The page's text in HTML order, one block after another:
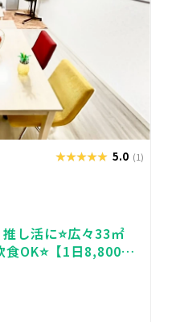
★★★★★
★★★★★ 5.0 (1)
し活に⭐️広々33㎡
食OK⭐️【1日8,800